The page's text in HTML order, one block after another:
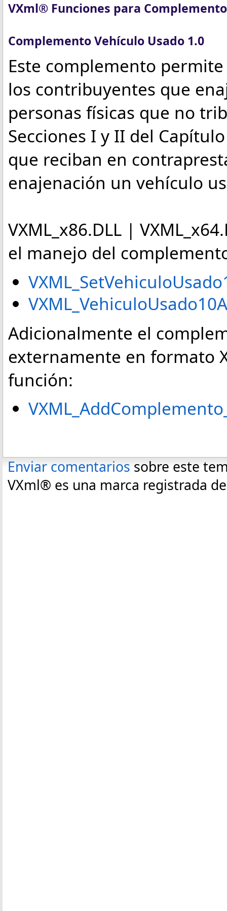
VXml® Funciones para
Complemento Vehículo Usado 1.0
Este complemento
los contribuyentes que
personas físicas que no
Secciones I y II del
que reciban en
enajenación un vehículo
VXML_x86.DLL |
el manejo del
Adicionalmente el
externamente en formato
función:
Enviar comentarios sobre este
VXml® es una marca registrada